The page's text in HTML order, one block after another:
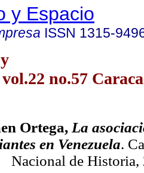
y Espacio
ISSN 1315-
no.57
Ortega, La
en Venezuela.
Nacional de Historia,